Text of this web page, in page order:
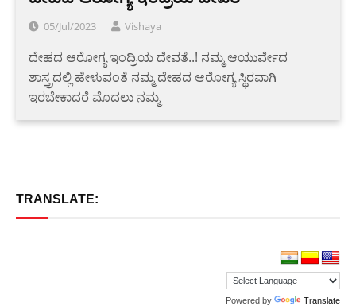
05/Jul/2023 Vishaya
ದೇಹದ ಆರೋಗ್ಯ ಇಂದ್ರಿಯ ದೇವತೆ..! ನಮ್ಮ ಆಯುರ್ವೇದ
ಶಾಸ್ತ್ರದಲ್ಲಿ ಹೇಳುವಂತೆ ನಮ್ಮ ದೇಹದ ಆರೋಗ್ಯ ಸ್ಥಿರವಾಗಿ
ಇರಬೇಕಾದರೆ ಮೊದಲು ನಮ್ಮ
TRANSLATE:
Powered by Translate